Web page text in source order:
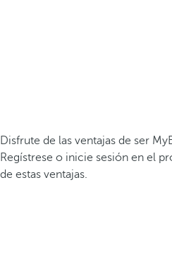
Disfrute de las ventajas de ser
Regístrese o inicie sesión en el
de estas ventajas.